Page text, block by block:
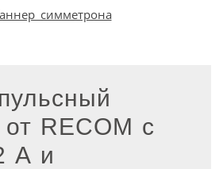
от RECOM с
А и